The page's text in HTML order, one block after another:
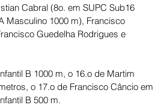
Cabral (8o. em SUPC Sub16
Masculino 1000 m), Francisco
Guedelha Rodrigues e
B 1000 m, o 16.o de Martim
o 17.o de Francisco Câncio em
B 500 m.